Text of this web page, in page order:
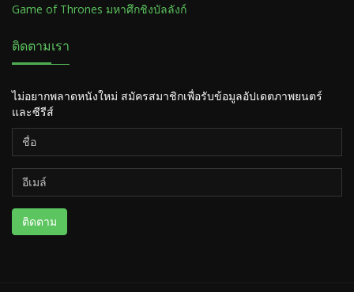
Game of Thrones มหาศึกชิงบัลลังก์
ติดตามเรา
ไม่อยากพลาดหนังใหม่ สมัครสมาชิกเพื่อรับข้อมูลอัปเดตภาพยนตร์
และซีรีส์
ติดตาม